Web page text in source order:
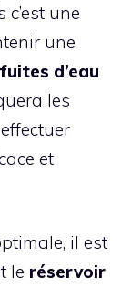
c’est une
une
fuites d’eau
les
et
il est
le réservoir